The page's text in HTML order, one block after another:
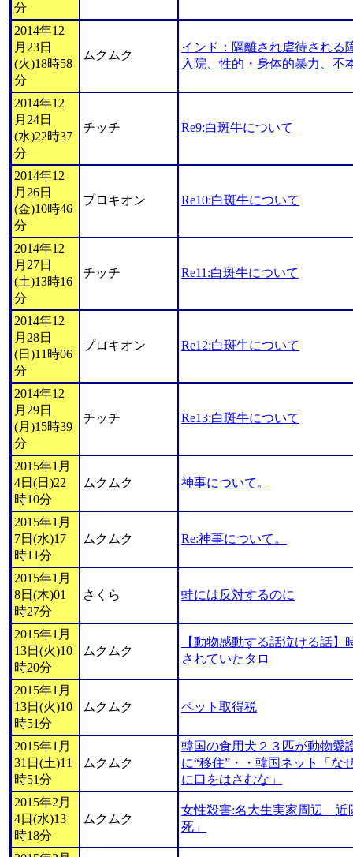
分
2014年12
月23日
(火)18時58
分
ムクムク
インド：隔離され虐待され
入院、性的・身体的暴力、不
2014年12
月24日
(水)22時37
分
チッチ Re9:白斑牛について
2014年12
月26日
(金)10時46
分
プロキオン Re10:白斑牛について
2014年12
月27日
(土)13時16
分
チッチ Re11:白斑牛について
2014年12
月28日
(日)11時06
分
プロキオン Re12:白斑牛について
2014年12
月29日
(月)15時39
分
チッチ Re13:白斑牛について
2015年1月
4日(日)22
時10分
ムクムク 神事について。
2015年1月
7日(水)17
時11分
ムクムク Re:神事について。
2015年1月
8日(木)01
時27分
さくら 蛙には反対するのに
2015年1月
13日(火)10
時20分
ムクムク
【動物感動する話泣ける話
されていたタロ
2015年1月
13日(火)10
時51分
ムクムク ペット取得税
2015年1月
31日(土)11
時51分
ムクムク
韓国の食用犬２３匹が動物愛
に“移住”・・韓国ネット「な
に口をはさむな」
2015年2月
4日(水)13
時18分
ムクムク
女性殺害:名大生実家周辺 近
死」